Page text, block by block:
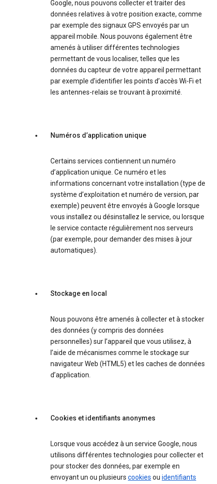
Google, nous pouvons collecter et traiter des
données relatives à votre position exacte, comme
par exemple des signaux GPS envoyés par un
appareil mobile. Nous pouvons également être
amenés à utiliser différentes technologies
permettant de vous localiser, telles que les
données du capteur de votre appareil permettant
par exemple d’identifier les points d’accès Wi-Fi et
les antennes-relais se trouvant à proximité.
Numéros d’application unique
Certains services contiennent un numéro
d’application unique. Ce numéro et les
informations concernant votre installation (type de
système d’exploitation et numéro de version, par
exemple) peuvent être envoyés à Google lorsque
vous installez ou désinstallez le service, ou lorsque
le service contacte régulièrement nos serveurs
(par exemple, pour demander des mises à jour
automatiques).
Stockage en local
Nous pouvons être amenés à collecter et à stocker
des données (y compris des données
personnelles) sur l’appareil que vous utilisez, à
l’aide de mécanismes comme le stockage sur
navigateur Web (HTML5) et les caches de données
d’application.
Cookies et identifiants anonymes
Lorsque vous accédez à un service Google, nous
utilisons différentes technologies pour collecter et
pour stocker des données, par exemple en
envoyant un ou plusieurs cookies ou identifiants